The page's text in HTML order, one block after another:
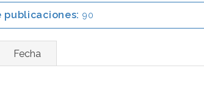
publicaciones: 90
Fecha